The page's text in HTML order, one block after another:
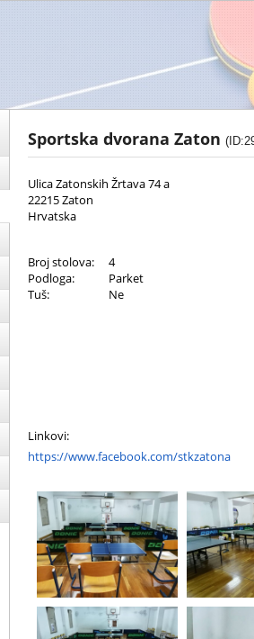
Sportska dvorana Zaton
Ulica Zatonskih Žrtava 74 a
22215 Zaton
Hrvatska
Broj stolova:
4
Podloga:
Parket
Tuš:
Ne
Linkovi:
https://www.facebook.com/stkzatona